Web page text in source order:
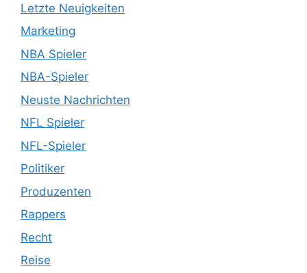
Letzte Neuigkeiten
Marketing
NBA Spieler
NBA-Spieler
Neuste Nachrichten
NFL Spieler
NFL-Spieler
Politiker
Produzenten
Rappers
Recht
Reise